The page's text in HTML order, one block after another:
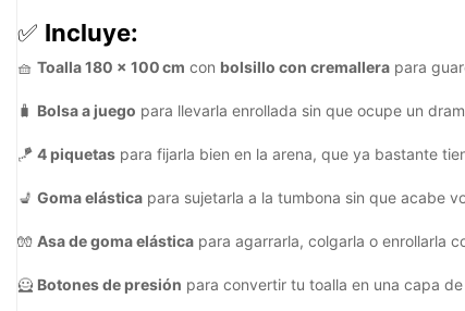
✅ Incluye:
🧺 Toalla 180 x 100 cm con bolsillo con cremallera para
🧳 Bolsa a juego para llevarla enrollada sin que ocupe un
🪁 4 piquetas para fijarla bien en la arena, que ya bastante
💺 Goma elástica para sujetarla a la tumbona sin que acabe
🧤 Asa de goma elástica para agarrarla, colgarla o enrollarla
🦸 Botones de presión para convertir tu toalla en una capa